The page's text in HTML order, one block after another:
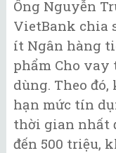
Ông Nguyễn
VietBank chia
ít Ngân hàng
phẩm Cho
dùng. Theo
hạn mức tín
thời gian nhất
đến 500 triệu,